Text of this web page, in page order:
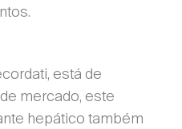
está de
mercado, este
hepático também